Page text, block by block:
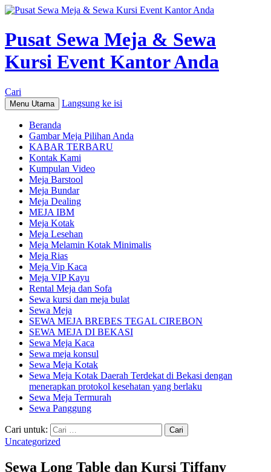
Pusat Sewa Meja & Sewa
Kursi Event Kantor Anda
Cari
Menu Utama Langsung ke isi
Beranda
Gambar Meja Pilihan Anda
KABAR TERBARU
Kontak Kami
Kumpulan Video
Meja Barstool
Meja Bundar
Meja Dealing
MEJA IBM
Meja Kotak
Meja Lesehan
Meja Melamin Kotak Minimalis
Meja Rias
Meja Vip Kaca
Meja VIP Kayu
Rental Meja dan Sofa
Sewa kursi dan meja bulat
Sewa Meja
SEWA MEJA BREBES TEGAL CIREBON
SEWA MEJA DI BEKASI
Sewa Meja Kaca
Sewa meja konsul
Sewa Meja Kotak
Sewa Meja Kotak Daerah Terdekat di Bekasi dengan
menerapkan protokol kesehatan yang berlaku
Sewa Meja Termurah
Sewa Panggung
Cari untuk:
Uncategorized
Sewa Long Table dan Kursi Tiffany